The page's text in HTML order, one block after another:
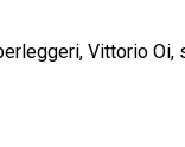
Vittorio Oi,